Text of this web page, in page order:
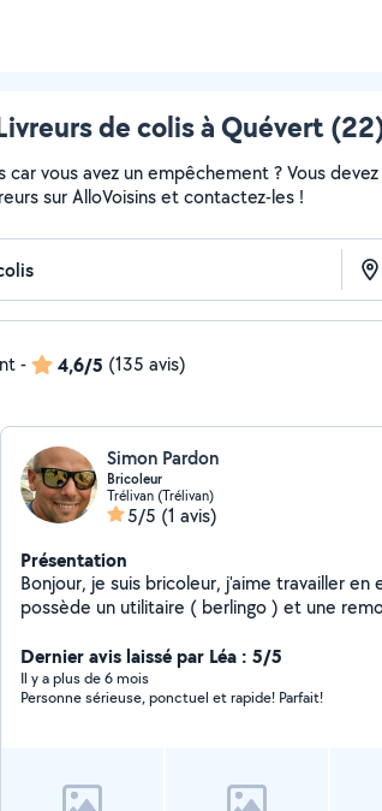
de colis à Quévert
vous avez un empêchement ? Vous
sur AlloVoisins et contactez-les !
- 4,6/5 (135 avis)
Simon Pardon
Bricoleur
Trélivan (Trélivan)
5/5 (1 avis)
Présentation
Bonjour, je suis bricoleur, j'aime travailler en extérieur, je
possède un utilitaire ( berlingo ) et une remorque. Mon
Dernier avis laissé par Léa : 5/5
Il y a plus de 6 mois
Personne sérieuse, ponctuel et rapide! Parfait!